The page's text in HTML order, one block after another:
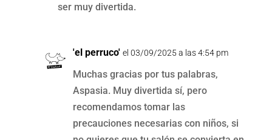
ser muy divertida.
'el perruco' el 03/09/2025 a las 4:54 pm
Muchas gracias por tus palabras,
Aspasia. Muy divertida sí, pero
recomendamos tomar las
precauciones necesarias con niños, si